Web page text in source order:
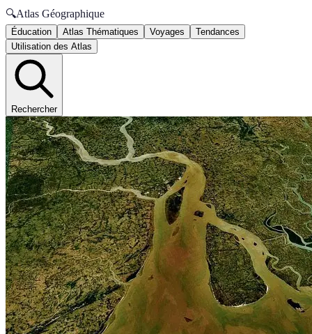
🔍Atlas Géographique
Éducation Atlas Thématiques Voyages
Tendances
Utilisation des Atlas
Rechercher